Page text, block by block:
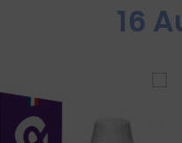
16